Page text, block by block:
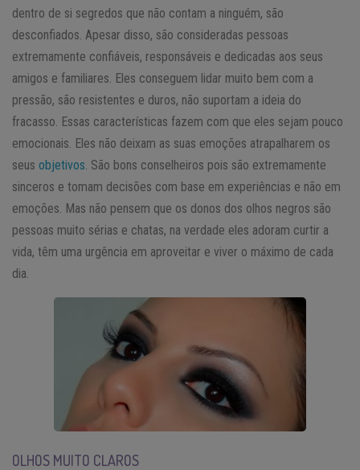
dentro de si segredos que não contam a ninguém, são
desconfiados. Apesar disso, são consideradas pessoas
extremamente confiáveis, responsáveis e dedicadas aos seus
amigos e familiares. Eles conseguem lidar muito bem com a
pressão, são resistentes e duros, não suportam a ideia do
fracasso. Essas características fazem com que eles sejam pouco
emocionais. Eles não deixam as suas emoções atrapalharem os
seus objetivos . São bons conselheiros pois são extremamente
sinceros e tomam decisões com base em experiências e não em
emoções. Mas não pensem que os donos dos olhos negros são
pessoas muito sérias e chatas, na verdade eles adoram curtir a
vida, têm uma urgência em aproveitar e viver o máximo de cada
dia.
OLHOS MUITO CLAROS